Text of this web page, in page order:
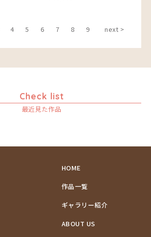
4 5 6 7 8 9 next >
Check list
最近見た作品
HOME
作品一覧
ギャラリー紹介
ABOUT US